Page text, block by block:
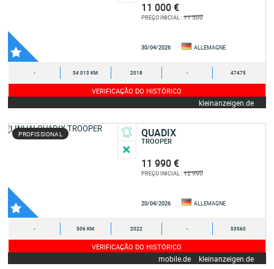
11 000 €
PREÇO INICIAL :11 500
30/04/2026 ALLEMAGNE
- 34 013 KM 2018 - 47475
VERIFICAÇÃO DO HISTÓRICO
kleinanzeigen.de
PROFISSIONAL QUADIX
TROOPER
11 990 €
PREÇO INICIAL :12 990
20/04/2026 ALLEMAGNE
- 506 KM 2022 - 53560
VERIFICAÇÃO DO HISTÓRICO
mobile.de kleinanzeigen.de